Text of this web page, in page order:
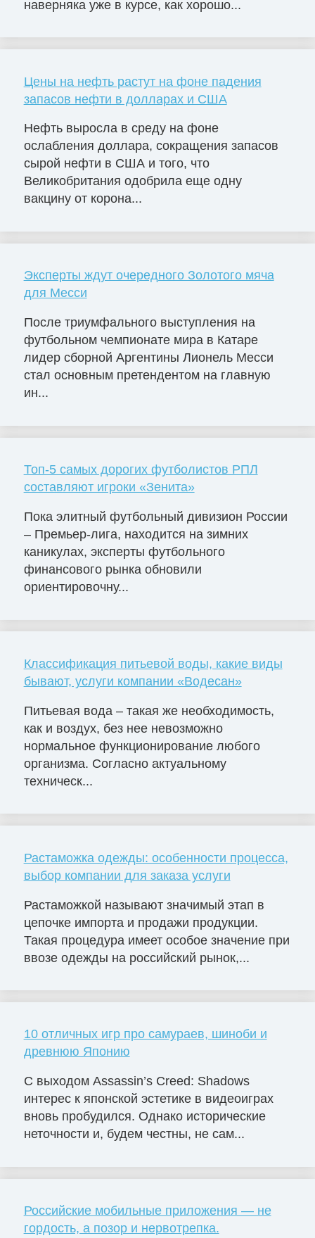
наверняка уже в курсе, как хорошо...
Цены на нефть растут на фоне падения
запасов нефти в долларах и США
Нефть выросла в среду на фоне
ослабления доллара, сокращения запасов
сырой нефти в США и того, что
Великобритания одобрила еще одну
вакцину от корона...
Эксперты ждут очередного Золотого мяча
для Месси
После триумфального выступления на
футбольном чемпионате мира в Катаре
лидер сборной Аргентины Лионель Месси
стал основным претендентом на главную
ин...
Топ-5 самых дорогих футболистов РПЛ
составляют игроки «Зенита»
Пока элитный футбольный дивизион России
– Премьер-лига, находится на зимних
каникулах, эксперты футбольного
финансового рынка обновили
ориентировочну...
Классификация питьевой воды, какие виды
бывают, услуги компании «Водесан»
Питьевая вода – такая же необходимость,
как и воздух, без нее невозможно
нормальное функционирование любого
организма. Согласно актуальному
техническ...
Растаможка одежды: особенности процесса,
выбор компании для заказа услуги
Растаможкой называют значимый этап в
цепочке импорта и продажи продукции.
Такая процедура имеет особое значение при
ввозе одежды на российский рынок,...
10 отличных игр про самураев, шиноби и
древнюю Японию
С выходом Assassin’s Creed: Shadows
интерес к японской эстетике в видеоиграх
вновь пробудился. Однако исторические
неточности и, будем честны, не сам...
Российские мобильные приложения — не
гордость, а позор и нервотрепка.